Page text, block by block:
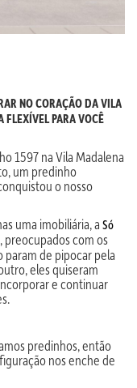
NO CORAÇÃO DA VILA
PARA VOCÊ
1597 na Vila Madalena
um predinho
o nosso
uma imobiliária, a Só
preocupados com os
de pipocar pela
eles quiseram
e continuar
predinhos, então
nos enche de